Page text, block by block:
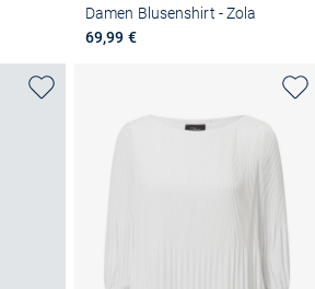
Damen Blusenshirt - Zola
69,99 €